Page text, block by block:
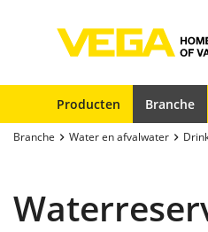
Producten Branche
Branche Water en afvalwater